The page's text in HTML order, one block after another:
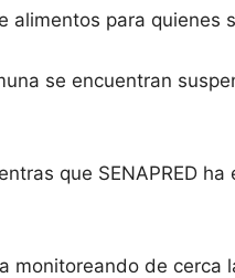
alimentos para quienes
se encuentran
que SENAPRED
monitoreando de